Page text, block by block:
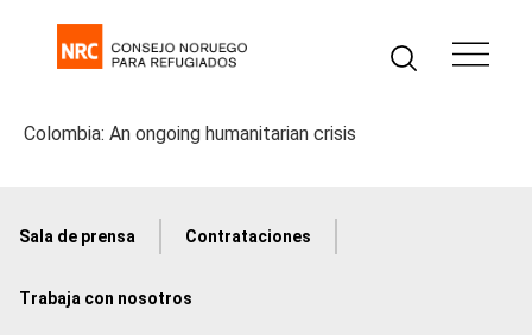
Colombia: An ongoing humanitarian crisis
Sala de prensa Contrataciones
Trabaja con nosotros